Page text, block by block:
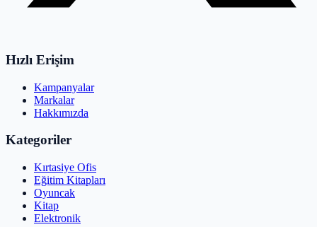
Hızlı Erişim
Kampanyalar
Markalar
Hakkımızda
Kategoriler
Kırtasiye Ofis
Eğitim Kitapları
Oyuncak
Kitap
Elektronik